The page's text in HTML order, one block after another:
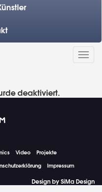
deaktiviert.
Video
Projekte
Impressum
Design by SiMa Design